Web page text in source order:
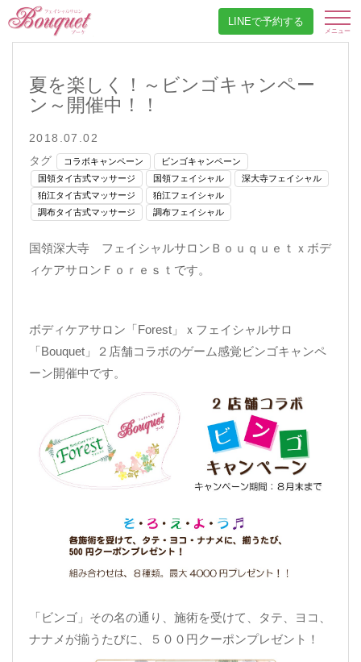
LINEで予約する
夏を楽しく！～ビンゴキャンペー
ン～開催中！！
2018.07.02
タグ
コラボキャンペーン
ビンゴキャンペーン
国領タイ古式マッサージ
国領フェイシャル
深大寺フェイシャル
狛江タイ古式マッサージ
狛江フェイシャル
調布タイ古式マッサージ
調布フェイシャル
国領深大寺 フェイシャルサロンＢｏｕｑｕｅｔｘボデ
ィケアサロンＦｏｒｅｓｔです。
ボディケアサロン「Forest」ｘフェイシャルサロ
「Bouquet」２店舗コラボのゲーム感覚ビンゴキャンペ
ーン開催中です。
「ビンゴ」その名の通り、施術を受けて、タテ、ヨコ、
ナナメが揃うたびに、５００円クーポンプレゼント！